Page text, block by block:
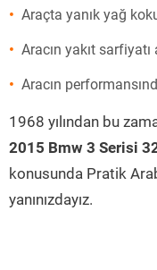
Araçta yanık yağ
Aracın yakıt sarfiyatı
Aracın
1968 yılından bu
2015 Bmw 3 Serisi
konusunda Pratik
yanınızdayız.